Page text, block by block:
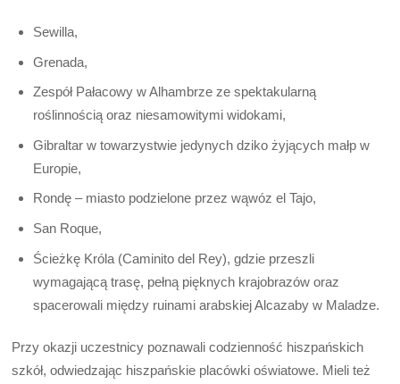
Sewilla,
Grenada,
Zespół Pałacowy w Alhambrze ze spektakularną
roślinnością oraz niesamowitymi widokami,
Gibraltar w towarzystwie jedynych dziko żyjących małp w
Europie,
Rondę – miasto podzielone przez wąwóz el Tajo,
San Roque,
Ścieżkę Króla (Caminito del Rey), gdzie przeszli
wymagającą trasę, pełną pięknych krajobrazów oraz
spacerowali między ruinami arabskiej Alcazaby w Maladze.
Przy okazji uczestnicy poznawali codzienność hiszpańskich
szkół, odwiedzając hiszpańskie placówki oświatowe. Mieli też